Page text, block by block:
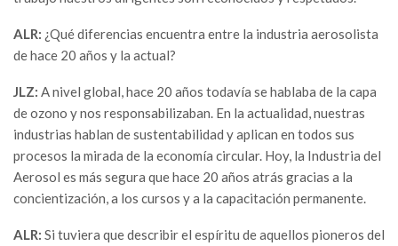
ALR: ¿Qué diferencias encuentra entre la industria aerosolista
de hace 20 años y la actual?
JLZ: A nivel global, hace 20 años todavía se hablaba de la capa
de ozono y nos responsabilizaban. En la actualidad, nuestras
industrias hablan de sustentabilidad y aplican en todos sus
procesos la mirada de la economía circular. Hoy, la Industria del
Aerosol es más segura que hace 20 años atrás gracias a la
concientización, a los cursos y a la capacitación permanente.
ALR: Si tuviera que describir el espíritu de aquellos pioneros del